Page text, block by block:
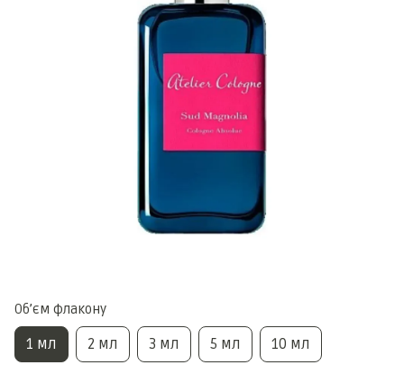
Обʼєм флакону
1 мл 2 мл 3 мл 5 мл 10 мл